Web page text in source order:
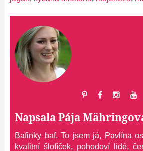
NapsalaPája
Bafinky baf. To jsem já, Pavlína
kvalitní šlofíček, pohodoví lidé,